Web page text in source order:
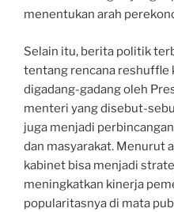
menentukan arah
Selain itu, berita politik
tentang rencana reshuffle
digadang-gadang oleh
menteri yang disebut-
juga menjadi
dan masyarakat. Menurut
kabinet bisa menjadi
meningkatkan kinerja
popularitasnya di mata